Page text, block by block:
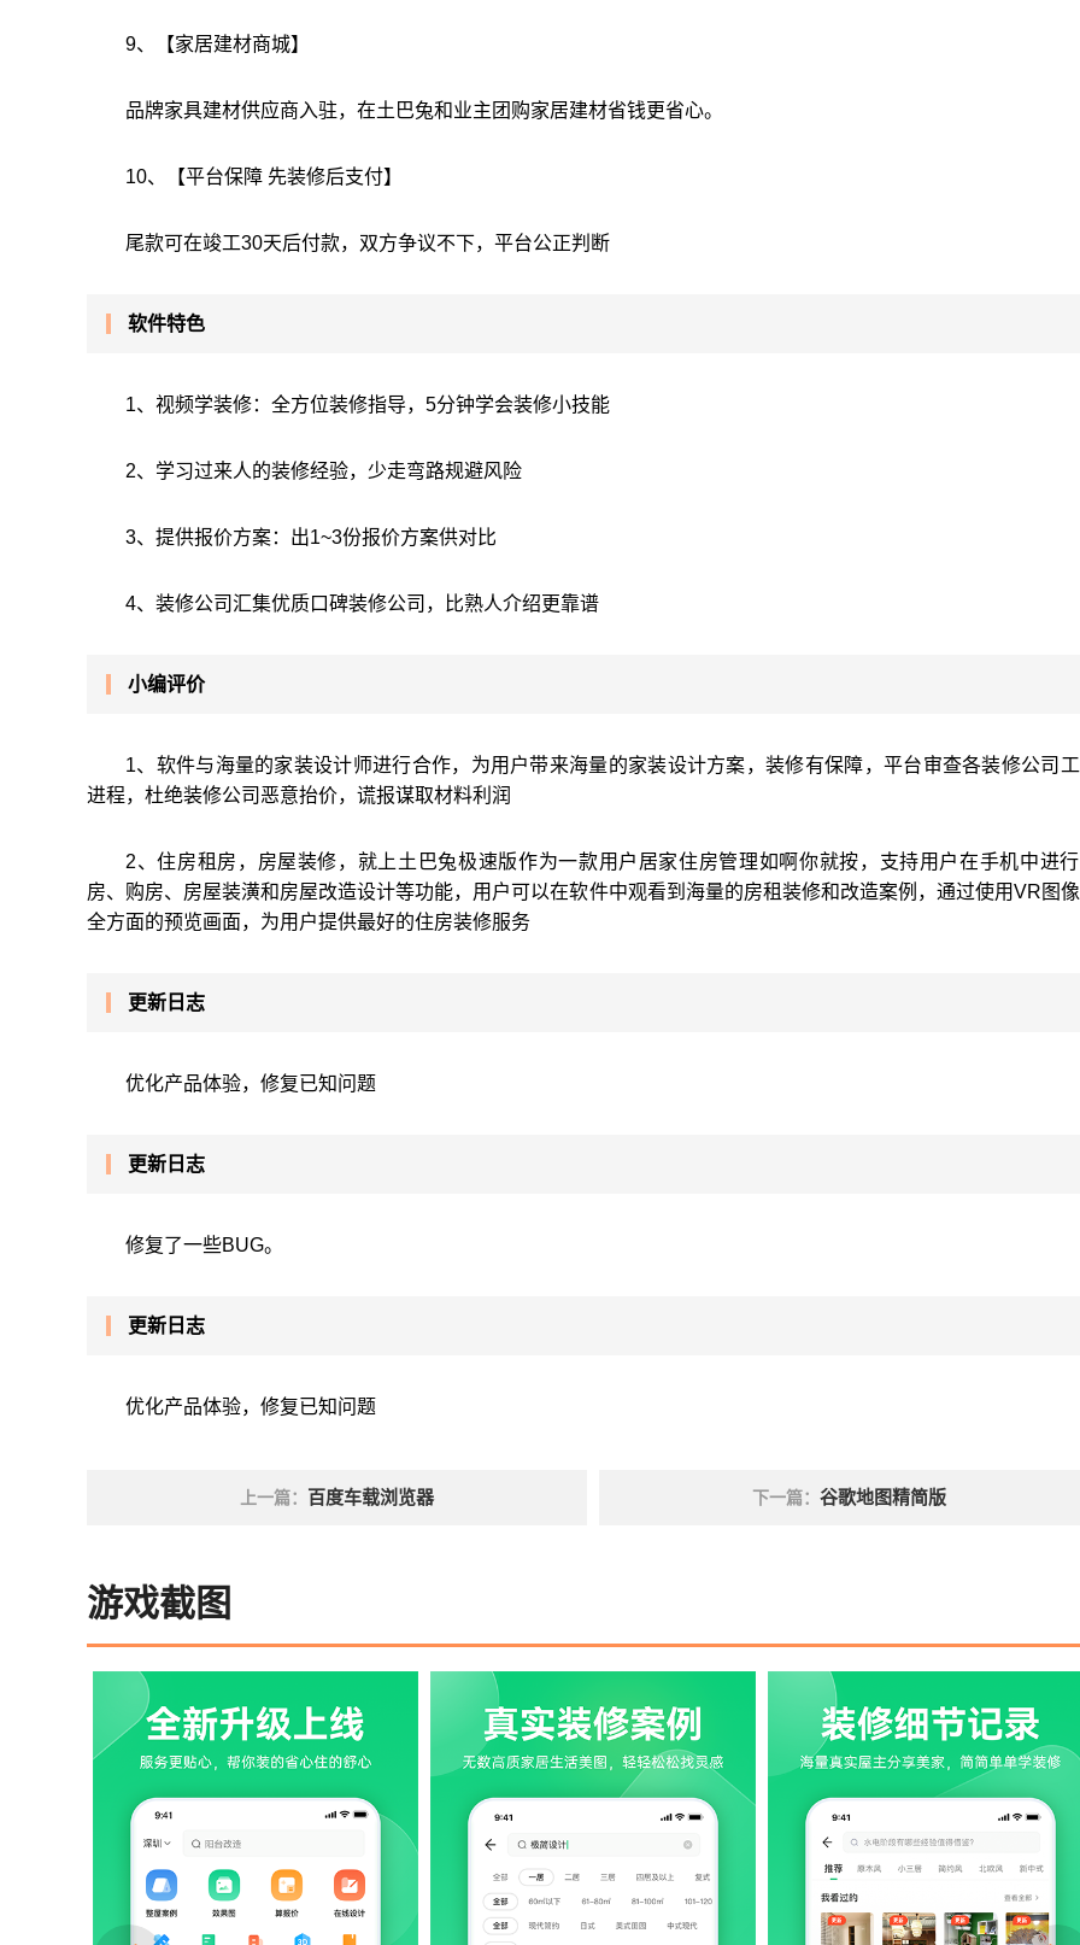
9、【家居建材商城】
品牌家具建材供应商入驻，在土巴兔和业主团购家居建材省钱更省心。
10、【平台保障 先装修后支付】
尾款可在竣工30天后付款，双方争议不下，平台公正判断
软件特色
1、视频学装修：全方位装修指导，5分钟学会装修小技能
2、学习过来人的装修经验，少走弯路规避风险
3、提供报价方案：出1~3份报价方案供对比
4、装修公司汇集优质口碑装修公司，比熟人介绍更靠谱
小编评价
1、软件与海量的家装设计师进行合作，为用户带来海量的家装设计方案，装修有保障，平台审查各装修公司
进程，杜绝装修公司恶意抬价，谎报谋取材料利润
2、住房租房，房屋装修，就上土巴兔极速版作为一款用户居家住房管理如啊你就按，支持用户在手机中进
房、购房、房屋装潢和房屋改造设计等功能，用户可以在软件中观看到海量的房租装修和改造案例，通过使用VR图
全方面的预览画面，为用户提供最好的住房装修服务
更新日志
优化产品体验，修复已知问题
更新日志
修复了一些BUG。
更新日志
优化产品体验，修复已知问题
上一篇： 百度车载浏览器 下一篇： 谷歌地图精简版
游戏截图